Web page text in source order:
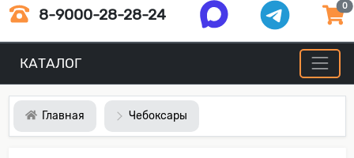
8-9000-28-28-24 0
КАТАЛОГ
Главная Чебоксары